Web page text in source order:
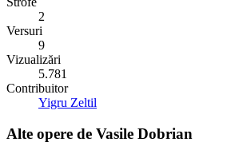
2
Versuri
9
Vizualizări
5.781
Contribuitor
Yigru Zeltil
Alte opere de Vasile Dobrian